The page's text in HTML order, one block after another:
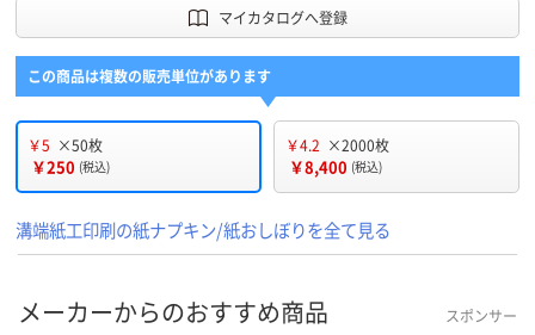
マイカタログへ登録
この商品は複数の販売単位があります
￥5 ×50枚
￥250 (税込)
￥4.2 ×2000枚
￥8,400 (税込)
溝端紙工印刷の紙ナプキン/紙おしぼりを全て見る
メーカーからのおすすめ商品 スポンサー